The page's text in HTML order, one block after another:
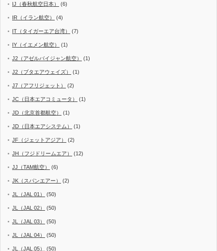
IJ（春秋航空日本） (6)
IR（イラン航空） (4)
IT（タイガーエア台湾） (7)
IY（イエメン航空） (1)
J2（アゼルバイジャン航空） (1)
J2（ブタエアウェイズ） (1)
J7（アフリジェット） (2)
JC（日本エアコミュータ） (1)
JD（北京首都航空） (1)
JD（日本エアシステム） (1)
JF（ジェットアジア） (2)
JH（フジドリームエア） (12)
JJ（TAM航空） (6)
JK（スパンエアー） (2)
JL（JAL 01） (50)
JL（JAL 02） (50)
JL（JAL 03） (50)
JL（JAL 04） (50)
JL（JAL 05） (50)